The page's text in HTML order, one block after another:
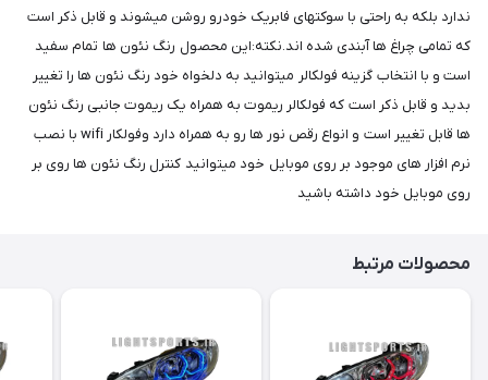
ندارد بلکه به راحتی با سوکتهای فابریک خودرو روشن میشوند و قابل ذکر است
که تمامی چراغ ها آبندی شده اند.نکته:این محصول رنگ نئون ها تمام سفید
است و با انتخاب گزینه فولکالر میتوانید به دلخواه خود رنگ نئون ها را تغییر
بدید و قابل ذکر است که فولکالر ریموت به همراه یک ریموت جانبی رنگ نئون
ها قابل تغییر است و انواع رقص نور ها رو به همراه دارد وفولکار wifi با نصب
نرم افزار های موجود بر روی موبایل خود میتوانید کنترل رنگ نئون ها روی بر
روی موبایل خود داشته باشید
محصولات مرتبط